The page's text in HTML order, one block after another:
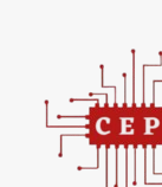
You need to be